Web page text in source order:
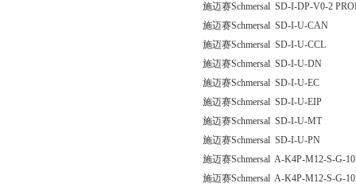
施迈赛Schmersal SD-I-DP-V0-2
施迈赛Schmersal SD-I-U-CAN
施迈赛Schmersal SD-I-U-CCL
施迈赛Schmersal SD-I-U-DN
施迈赛Schmersal SD-I-U-EC
施迈赛Schmersal SD-I-U-EIP
施迈赛Schmersal SD-I-U-MT
施迈赛Schmersal SD-I-U-PN
施迈赛Schmersal A-K4P-M12-S-G-
施迈赛Schmersal A-K4P-M12-S-G-